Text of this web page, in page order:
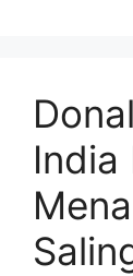
India